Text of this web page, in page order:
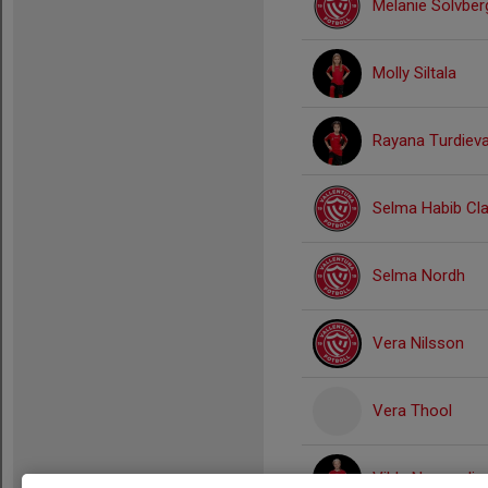
Melanie
Molly Siltala
Rayana
Selma Habib
Selma Nordh
Vera Nilsson
Vera Thool
Vilda Nummelin